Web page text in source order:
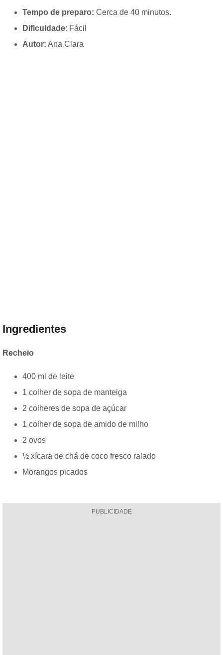
Tempo de preparo: Cerca de 40 minutos.
Dificuldade: Fácil
Autor: Ana Clara
Ingredientes
Recheio
400 ml de leite
1 colher de sopa de manteiga
2 colheres de sopa de açúcar
1 colher de sopa de amido de milho
2 ovos
½ xícara de chá de coco fresco ralado
Morangos picados
PUBLICIDADE